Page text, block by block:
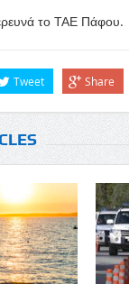
το ΤΑΕ Πάφου.
Tweet Share